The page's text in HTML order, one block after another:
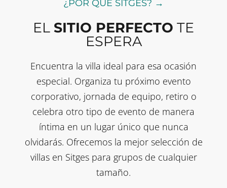
¿POR QUÉ SITGES? →
EL SITIO PERFECTO TE
ESPERA
Encuentra la villa ideal para esa ocasión
especial. Organiza tu próximo evento
corporativo, jornada de equipo, retiro o
celebra otro tipo de evento de manera
íntima en un lugar único que nunca
olvidarás. Ofrecemos la mejor selección de
villas en Sitges para grupos de cualquier
tamaño.